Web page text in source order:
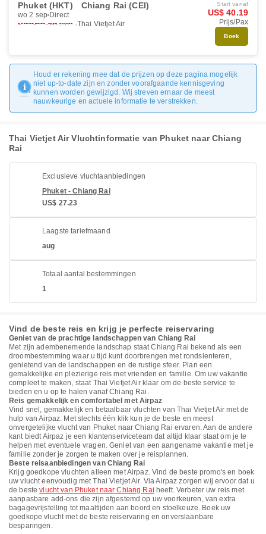
Phuket (HKT) Chiang Rai (CEI)
wo 2 sep Direct
Thai Vietjet Air
Start vanaf
US$ 40.19
Prijs/Pax
Boek
Houd er rekening mee dat de prijzen op deze pagina mogelijk
niet up-to-date zijn en zonder voorafgaande kennisgeving
kunnen worden gewijzigd. Wij streven ernaar de meest
nauwkeurige en actuele informatie te verstrekken.
Thai Vietjet Air Vluchtinformatie van Phuket naar Chiang
Rai
Exclusieve vluchtaanbiedingen
Phuket - Chiang Rai
US$ 27.23
Laagste tariefmaand
aug
Totaal aantal bestemmingen
1
Vind de beste reis en krijg je perfecte reiservaring
Geniet van de prachtige landschappen van Chiang Rai
Met zijn adembenemende landschap staat Chiang Rai bekend als een
droombestemming waar u tijd kunt doorbrengen met rondslenteren,
genietend van de landschappen en de rustige sfeer. Plan een
gemakkelijke en plezierige reis met vrienden en familie. Om uw vakantie
compleet te maken, staat Thai Vietjet Air klaar om de beste service te
bieden en u op te halen vanaf Chiang Rai.
Reis gemakkelijk en comfortabel met Airpaz
Vind snel, gemakkelijk en betaalbaar vluchten van Thai Vietjet Air met de
hulp van Airpaz. Met slechts één klik kun je de beste en meest
onvergetelijke vlucht van Phuket naar Chiang Rai ervaren. Aan de andere
kant biedt Airpaz je een klantenserviceteam dat altijd klaar staat om je te
helpen met eventuele vragen. Geniet van een aangename vakantie met je
familie zonder je zorgen te maken over je reisplannen.
Beste reisaanbiedingen van Chiang Rai
Krijg goedkope vluchten alleen met Airpaz. Vind de beste promo's en boek
uw vlucht eenvoudig met Thai Vietjet Air. Via Airpaz zorgen wij ervoor dat u
de bestevlucht van Phuket naar Chiang Rai heeft. Verbeter uw reis met
aanpasbare add-ons die zijn afgestemd op uw voorkeuren, van extra
bagagevrijstelling tot maaltijden aan boord en stoelkeuze. Boek uw
goedkope vlucht met de beste reiservaring en onverslaanbare
besparingen.